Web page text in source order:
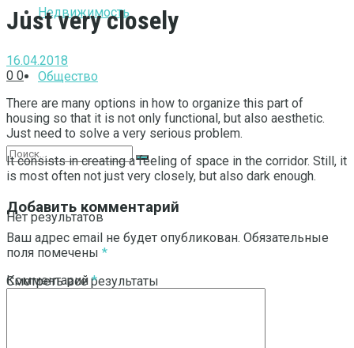
Недвижимость
Общество
Нет результатов
Смотреть все результаты
Just very closely
16.04.2018
0 0
There are many options in how to organize this part of
housing so that it is not only functional, but also aesthetic.
Just need to solve a very serious problem.
It consists in creating a feeling of space in the corridor. Still, it
is most often not just very closely, but also dark enough.
Добавить комментарий
Ваш адрес email не будет опубликован. Обязательные
поля помечены *
Комментарий*